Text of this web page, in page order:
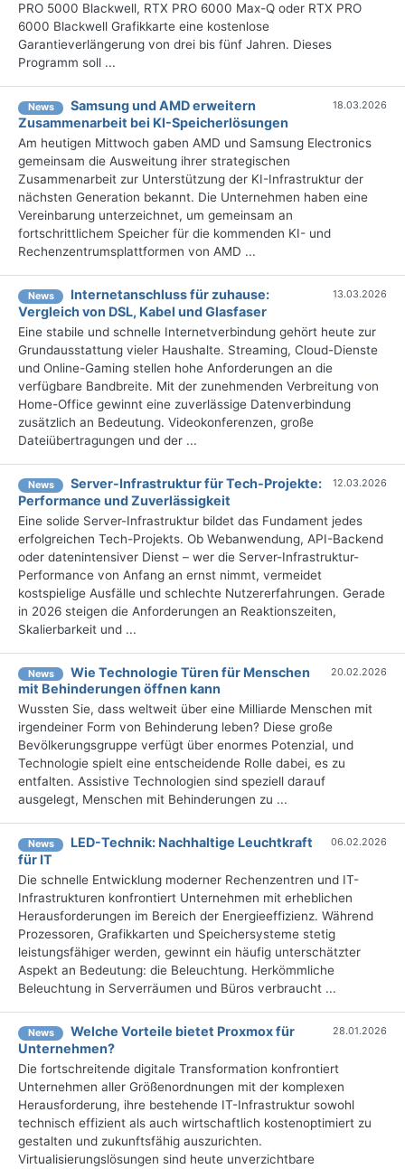
PRO 5000 Blackwell, RTX PRO 6000 Max-Q oder RTX PRO
6000 Blackwell Grafikkarte eine kostenlose
Garantieverlängerung von drei bis fünf Jahren. Dieses
Programm soll ...
News
Samsung und AMD erweitern
Zusammenarbeit bei KI-Speicherlösungen
18.03.2026
Am heutigen Mittwoch gaben AMD und Samsung Electronics
gemeinsam die Ausweitung ihrer strategischen
Zusammenarbeit zur Unterstützung der KI-Infrastruktur der
nächsten Generation bekannt. Die Unternehmen haben eine
Vereinbarung unterzeichnet, um gemeinsam an
fortschrittlichem Speicher für die kommenden KI- und
Rechenzentrumsplattformen von AMD ...
News
Internetanschluss für zuhause:
Vergleich von DSL, Kabel und Glasfaser
13.03.2026
Eine stabile und schnelle Internetverbindung gehört heute zur
Grundausstattung vieler Haushalte. Streaming, Cloud-Dienste
und Online-Gaming stellen hohe Anforderungen an die
verfügbare Bandbreite. Mit der zunehmenden Verbreitung von
Home-Office gewinnt eine zuverlässige Datenverbindung
zusätzlich an Bedeutung. Videokonferenzen, große
Dateiübertragungen und der ...
News
Server-Infrastruktur für Tech-Projekte:
Performance und Zuverlässigkeit
12.03.2026
Eine solide Server-Infrastruktur bildet das Fundament jedes
erfolgreichen Tech-Projekts. Ob Webanwendung, API-Backend
oder datenintensiver Dienst – wer die Server-Infrastruktur-
Performance von Anfang an ernst nimmt, vermeidet
kostspielige Ausfälle und schlechte Nutzererfahrungen. Gerade
in 2026 steigen die Anforderungen an Reaktionszeiten,
Skalierbarkeit und ...
News
Wie Technologie Türen für Menschen
mit Behinderungen öffnen kann
20.02.2026
Wussten Sie, dass weltweit über eine Milliarde Menschen mit
irgendeiner Form von Behinderung leben? Diese große
Bevölkerungsgruppe verfügt über enormes Potenzial, und
Technologie spielt eine entscheidende Rolle dabei, es zu
entfalten. Assistive Technologien sind speziell darauf
ausgelegt, Menschen mit Behinderungen zu ...
News
LED-Technik: Nachhaltige Leuchtkraft
für IT
06.02.2026
Die schnelle Entwicklung moderner Rechenzentren und IT-
Infrastrukturen konfrontiert Unternehmen mit erheblichen
Herausforderungen im Bereich der Energieeffizienz. Während
Prozessoren, Grafikkarten und Speichersysteme stetig
leistungsfähiger werden, gewinnt ein häufig unterschätzter
Aspekt an Bedeutung: die Beleuchtung. Herkömmliche
Beleuchtung in Serverräumen und Büros verbraucht ...
News
Welche Vorteile bietet Proxmox für
Unternehmen?
28.01.2026
Die fortschreitende digitale Transformation konfrontiert
Unternehmen aller Größenordnungen mit der komplexen
Herausforderung, ihre bestehende IT-Infrastruktur sowohl
technisch effizient als auch wirtschaftlich kostenoptimiert zu
gestalten und zukunftsfähig auszurichten.
Virtualisierungslösungen sind heute unverzichtbare